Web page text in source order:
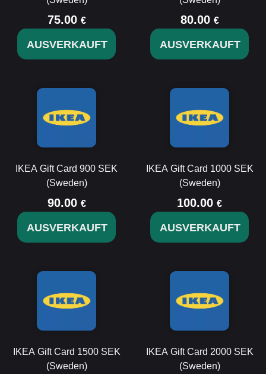
75.00 €
AUSVERKAUFT
80.00 €
AUSVERKAUFT
IKEA Gift Card 900 SEK
(Sweden)
90.00 €
AUSVERKAUFT
IKEA Gift Card 1000 SEK
(Sweden)
100.00 €
AUSVERKAUFT
IKEA Gift Card 1500 SEK
(Sweden)
IKEA Gift Card 2000 SEK
(Sweden)